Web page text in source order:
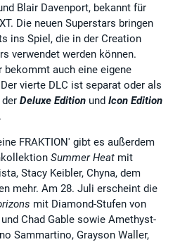
Blair Davenport, bekannt für
Die neuen Superstars bringen
ins Spiel, die in der Creation
verwendet werden können.
bekommt auch eine eigene
vierte DLC ist separat oder als
der Deluxe Edition und Icon Edition
FRAKTION' gibt es außerdem
Summer Heat mit
Stacy Keibler, Chyna, dem
mehr. Am 28. Juli erscheint die
mit Diamond-Stufen von
Chad Gable sowie Amethyst-
Sammartino, Grayson Waller,